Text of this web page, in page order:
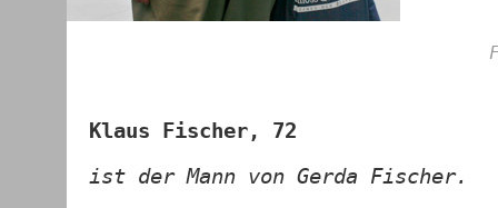
Klaus Fischer, 72
ist der Mann von Gerda Fischer.